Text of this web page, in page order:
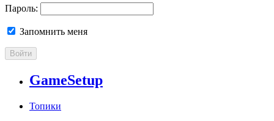
Пароль:
Запомнить меня
Войти
GameSetup
Топики